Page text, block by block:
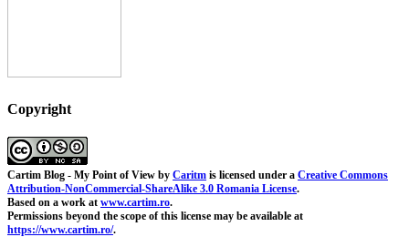
Copyright
Cartim Blog - My Point of View by Caritm is licensed under a Creative Commons
Attribution-NonCommercial-ShareAlike 3.0 Romania License.
Based on a work at www.cartim.ro.
Permissions beyond the scope of this license may be available at
https://www.cartim.ro/.